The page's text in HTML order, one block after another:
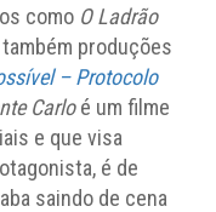
como O Ladrão
produções
– Protocolo
Carloé um filme
e que visa
é de
saindo de cena